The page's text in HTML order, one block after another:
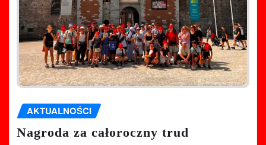
AKTUALNOŚCI
Nagroda za całoroczny trud